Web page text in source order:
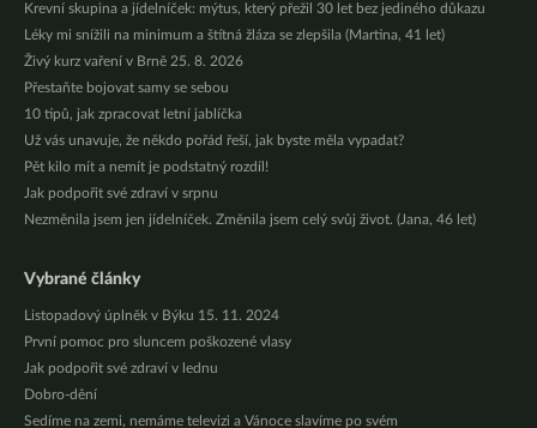
Krevní skupina a jídelníček: mýtus, který přežil 30 let bez jediného důkazu
Léky mi snížili na minimum a štítná žláza se zlepšila (Martina, 41 let)
Živý kurz vaření v Brně 25. 8. 2026
Přestaňte bojovat samy se sebou
10 tipů, jak zpracovat letní jablíčka
Už vás unavuje, že někdo pořád řeší, jak byste měla vypadat?
Pět kilo mít a nemít je podstatný rozdíl!
Jak podpořit své zdraví v srpnu
Nezměnila jsem jen jídelníček. Změnila jsem celý svůj život. (Jana, 46 let)
Vybrané články
Listopadový úplněk v Býku 15. 11. 2024
První pomoc pro sluncem poškozené vlasy
Jak podpořit své zdraví v lednu
Dobro-dění
Sedíme na zemi, nemáme televizi a Vánoce slavíme po svém